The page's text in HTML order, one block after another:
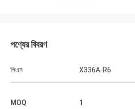
পণ্যের বিবরণ
পিএন X336A-R6
MOQ 1